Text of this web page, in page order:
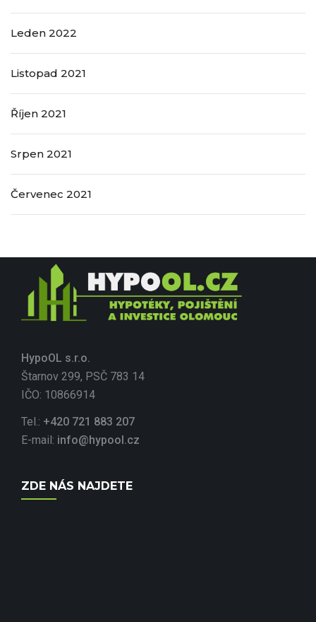
Leden 2022
Listopad 2021
Říjen 2021
Srpen 2021
Červenec 2021
HypoOL s.r.o.
Štarnov 299, PSČ 783 14
IČO: 10866914
Tel.: +420 721 883 207
E-mail: info@hypool.cz
ZDE NÁS NAJDETE